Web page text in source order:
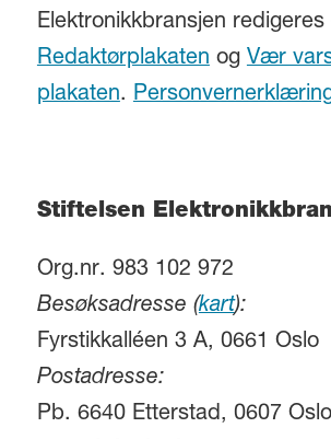
Elektronikkbransjen redigeres
Redaktørplakatenog Vær
plakaten.
Stiftelsen
Org.nr. 983 102 972
Besøksadresse (kart):
Fyrstikkalléen 3 A, 0661 Oslo
Postadresse:
Pb. 6640 Etterstad, 0607 Oslo